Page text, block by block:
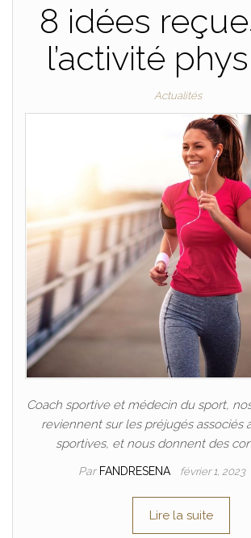
8 idées
l’activité
Actualités
Coach sportive et médecin du sport,
reviennent sur les préjugés associés
sportives, et nous donnent des
Par FANDRESENA février 1, 2023
Lire la suite